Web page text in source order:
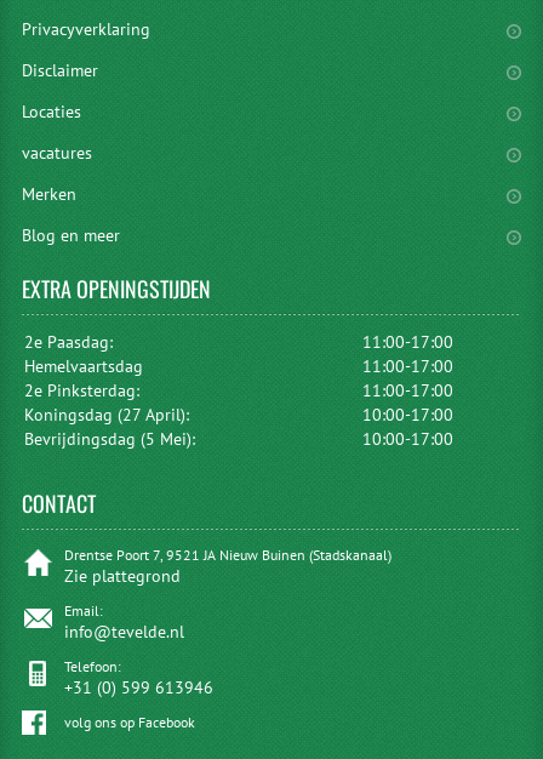
Privacyverklaring
Disclaimer
Locaties
vacatures
Merken
Blog en meer
EXTRAOPENINGSTIJDEN
2e Paasdag:
11:00-17:00
Hemelvaartsdag
11:00-17:00
2e Pinksterdag:
11:00-17:00
Koningsdag (27 April):
10:00-17:00
Bevrijdingsdag (5 Mei):
10:00-17:00
CONTACT
Drentse Poort 7, 9521 JA Nieuw Buinen (Stadskanaal)
Zie plattegrond
Email:
info@tevelde.nl
Telefoon:
+31 (0) 599 613946
volg ons op Facebook